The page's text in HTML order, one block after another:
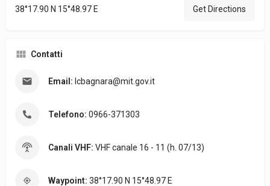
38°17.90 N 15°48.97 E Get Directions
Contatti
Email: lcbagnara@mit.gov.it
Telefono: 0966-371303
Canali VHF: VHF canale 16 - 11 (h. 07/13)
Waypoint: 38°17.90 N 15°48.97 E